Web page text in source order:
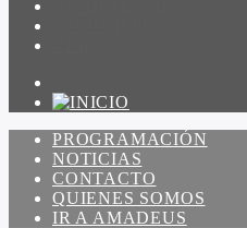
PROGRAMACIÓN
NOTICIAS
CONTACTO
QUIENES SOMOS
IR A AMADEUS